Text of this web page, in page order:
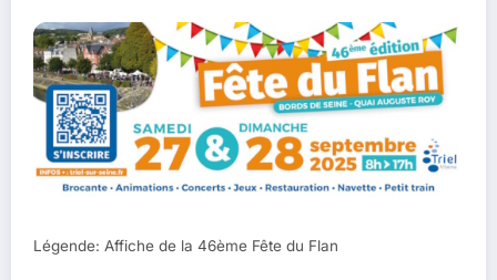
Légende: Affiche de la 46ème Fête du Flan